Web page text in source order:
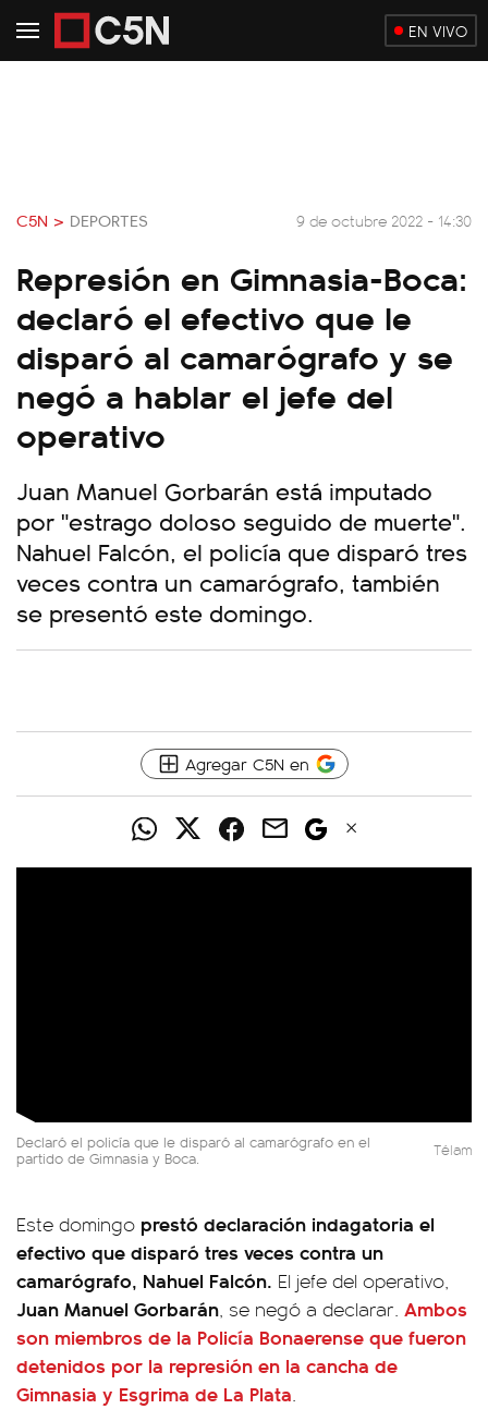
EN VIVO
C5N > DEPORTES 9 de octubre 2022 - 14:30
Represión en Gimnasia-Boca:
declaró el efectivo que le
disparó al camarógrafo y se
negó a hablar el jefe del
operativo
Juan Manuel Gorbarán está imputado
por "estrago doloso seguido de muerte".
Nahuel Falcón, el policía que disparó tres
veces contra un camarógrafo, también
se presentó este domingo.
Agregar C5N en
Declaró el policía que le disparó al camarógrafo en el
partido de Gimnasia y Boca. Télam
Este domingo prestó declaración indagatoria el
efectivo que disparó tres veces contra un
camarógrafo, Nahuel Falcón. El jefe del operativo,
Juan Manuel Gorbarán, se negó a declarar. Ambos
son miembros de la Policía Bonaerense que fueron
detenidos por la represión en la cancha de
Gimnasia y Esgrima de La Plata.